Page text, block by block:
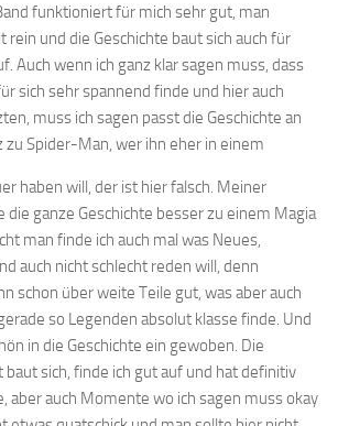
funktioniert für mich sehr gut, man
rein und die Geschichte baut sich auch für
Auch wenn ich ganz klar sagen muss, dass
sich sehr spannend finde und hier auch
muss ich sagen passt die Geschichte an
zu Spider-Man, wer ihn eher in einem
haben will, der ist hier falsch. Meiner
die ganze Geschichte besser zu einem Magia
man finde ich auch mal was Neues,
auch nicht schlecht reden will, denn
schon über weite Teile gut, was aber auch
so Legenden absolut klasse finde. Und
in die Geschichte ein gewoben. Die
sich, finde ich gut auf und hat definitiv
aber auch Momente wo ich sagen muss okay